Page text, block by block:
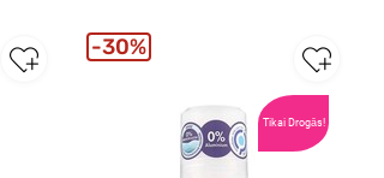
Tikai Drogās!
30%